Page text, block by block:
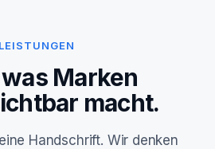
LEISTUNGEN
Marken
macht.
Handschrift. Wir denken